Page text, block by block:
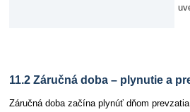
11.2 Záručná doba – plynutie a
Záručná doba začína plynúť dňom